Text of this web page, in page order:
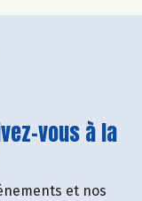
vous à la
et nos